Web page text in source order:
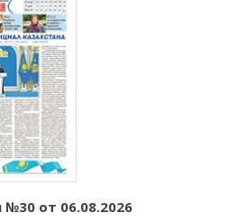
от 06.08.2026